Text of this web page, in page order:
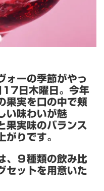
ォーの季節がやっ
日木曜日。今年
果実を口の中で頬
い味わいが魅
果実味のバランス
がりです。
、９種類の飲み比
セットを用意いた